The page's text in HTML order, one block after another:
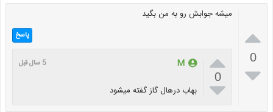

0

میشه جوابش رو به من بگید
پاسخ

0

M 5 سال قبل
بهاب درهال گاز گفته میشود